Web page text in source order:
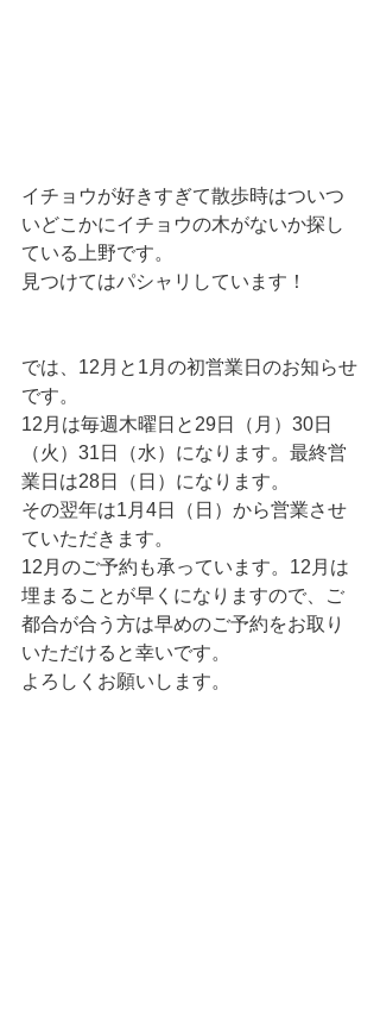
イチョウが好きすぎて散歩時はついつ
いどこかにイチョウの木がないか探し
ている上野です。
見つけてはパシャリしています！
では、12月と1月の初営業日のお知らせ
です。
12月は毎週木曜日と29日（月）30日
（火）31日（水）になります。最終営
業日は28日（日）になります。
その翌年は1月4日（日）から営業させ
ていただきます。
12月のご予約も承っています。12月は
埋まることが早くになりますので、ご
都合が合う方は早めのご予約をお取り
いただけると幸いです。
よろしくお願いします。